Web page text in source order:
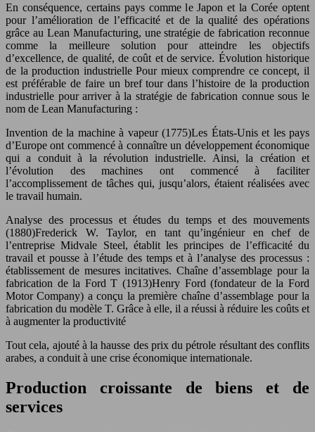
En conséquence, certains pays comme le Japon et la Corée optent
pour l’amélioration de l’efficacité et de la qualité des opérations
grâce au Lean Manufacturing, une stratégie de fabrication reconnue
comme la meilleure solution pour atteindre les objectifs
d’excellence, de qualité, de coût et de service. Évolution historique
de la production industrielle Pour mieux comprendre ce concept, il
est préférable de faire un bref tour dans l’histoire de la production
industrielle pour arriver à la stratégie de fabrication connue sous le
nom de Lean Manufacturing :
Invention de la machine à vapeur (1775)Les États-Unis et les pays
d’Europe ont commencé à connaître un développement économique
qui a conduit à la révolution industrielle. Ainsi, la création et
l’évolution des machines ont commencé à faciliter
l’accomplissement de tâches qui, jusqu’alors, étaient réalisées avec
le travail humain.
Analyse des processus et études du temps et des mouvements
(1880)Frederick W. Taylor, en tant qu’ingénieur en chef de
l’entreprise Midvale Steel, établit les principes de l’efficacité du
travail et pousse à l’étude des temps et à l’analyse des processus :
établissement de mesures incitatives. Chaîne d’assemblage pour la
fabrication de la Ford T (1913)Henry Ford (fondateur de la Ford
Motor Company) a conçu la première chaîne d’assemblage pour la
fabrication du modèle T. Grâce à elle, il a réussi à réduire les coûts et
à augmenter la productivité
Tout cela, ajouté à la hausse des prix du pétrole résultant des conflits
arabes, a conduit à une crise économique internationale.
Production croissante de biens et de
services